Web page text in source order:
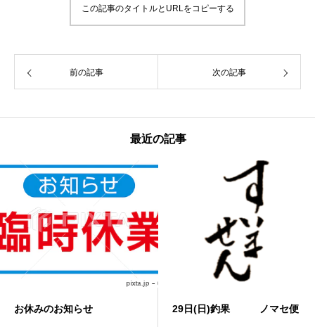
この記事のタイトルとURLをコピーする
前の記事 次の記事
最近の記事
お休みのお知らせ 29日(日)釣果 ノマセ便